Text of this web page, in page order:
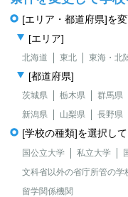
[エリア・都道府県]を
[エリア]
北海道 東北 東海・北
[都道府県]
茨城県 栃木県 群馬県
新潟県
山梨県 長野県
[学校の種類]を選択し
国公立大学 私立大学
文科省以外の省庁所管の学
留学関係機関